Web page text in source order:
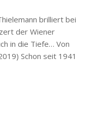
brilliert bei
der Wiener
in die Tiefe… Von
Schon seit 1941